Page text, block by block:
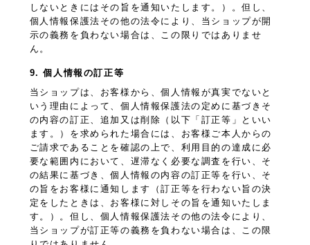
しないときにはその旨を通知いたします。）。但し、
個人情報保護法その他の法令により、当ショップが開
示の義務を負わない場合は、この限りではありませ
ん。
9. 個人情報の訂正等
当ショップは、お客様から、個人情報が真実でないと
いう理由によって、個人情報保護法の定めに基づきそ
の内容の訂正、追加又は削除（以下「訂正等」といい
ます。）を求められた場合には、お客様ご本人からの
ご請求であることを確認の上で、利用目的の達成に必
要な範囲内において、遅滞なく必要な調査を行い、そ
の結果に基づき、個人情報の内容の訂正等を行い、そ
の旨をお客様に通知します（訂正等を行わない旨の決
定をしたときは、お客様に対しその旨を通知いたしま
す。）。但し、個人情報保護法その他の法令により、
当ショップが訂正等の義務を負わない場合は、この限